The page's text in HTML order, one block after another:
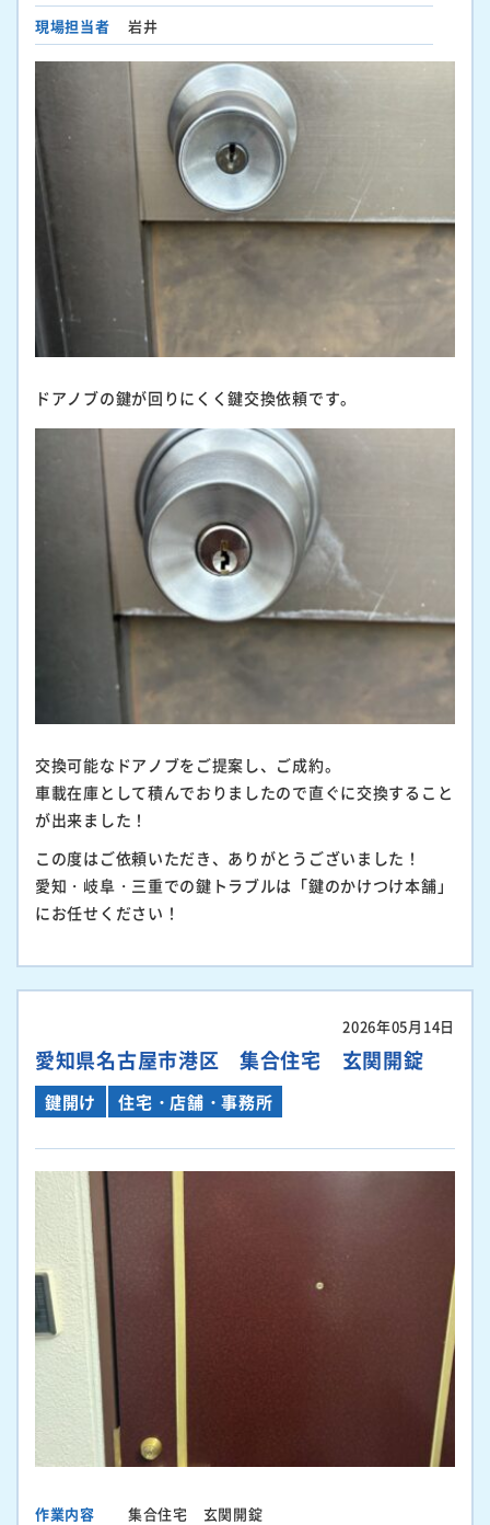
現場担当者
岩井
ドアノブの鍵が回りにくく鍵交換依頼です。
交換可能なドアノブをご提案し、ご成約。
車載在庫として積んでおりましたので直ぐに交換すること
が出来ました！
この度はご依頼いただき、ありがとうございました！
愛知・岐阜・三重での鍵トラブルは「鍵のかけつけ本舗」
にお任せください！
2026年05月14日
愛知県名古屋市港区 集合住宅 玄関開錠
鍵開け 住宅・店舗・事務所
作業内容
集合住宅 玄関開錠